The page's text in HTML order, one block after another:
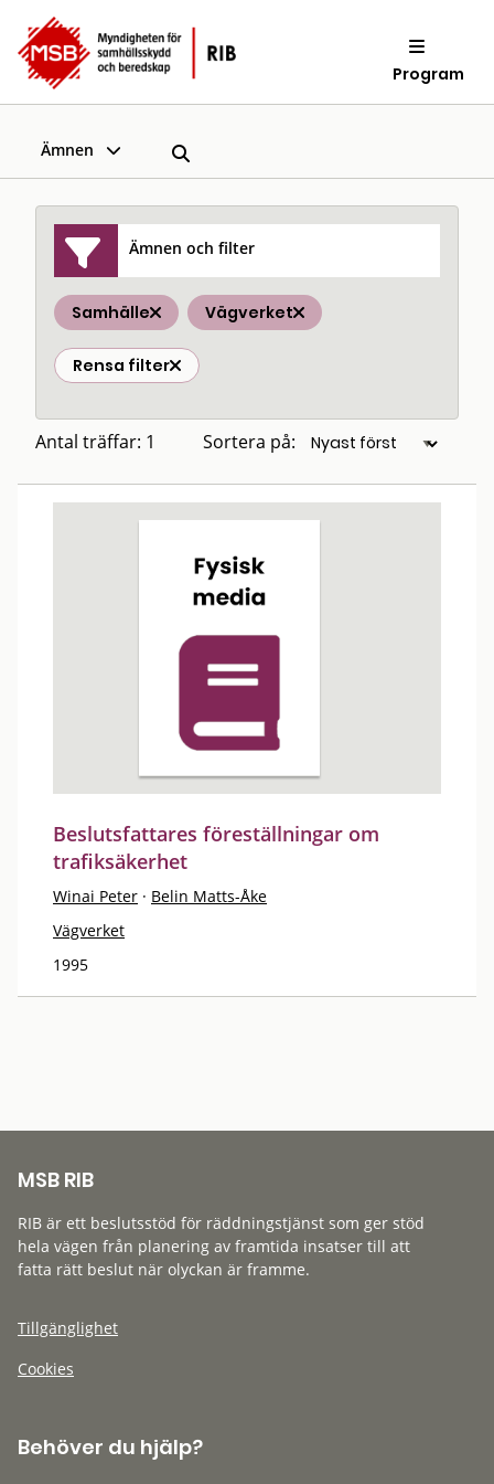
Program
Ämnen
Ämnen och filter
Samhälle Vägverket
Rensa filter
Antal träffar: 1 Sortera på:
Beslutsfattares föreställningar om
trafiksäkerhet
Winai Peter · Belin Matts-Åke
Vägverket
1995
MSB RIB
RIB är ett beslutsstöd för räddningstjänst som ger stöd
hela vägen från planering av framtida insatser till att
fatta rätt beslut när olyckan är framme.
Tillgänglighet
Cookies
Behöver du hjälp?